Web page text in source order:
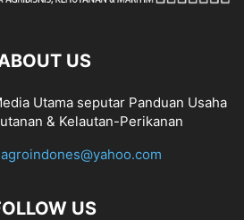
US
Utama seputar Panduan Usaha
& Kelautan-Perikanan
agroindones@yahoo.com
US